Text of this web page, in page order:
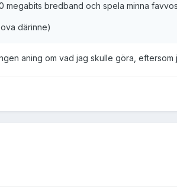
megabits bredband och spela minna
därinne)
aning om vad jag skulle göra,